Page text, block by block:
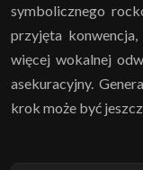
symbolicznego
przyjęta
więcej wokalnej
asekuracyjny.
krok może być